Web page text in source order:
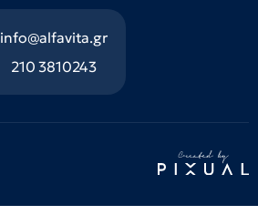
info@alfavita.gr
210 3810243